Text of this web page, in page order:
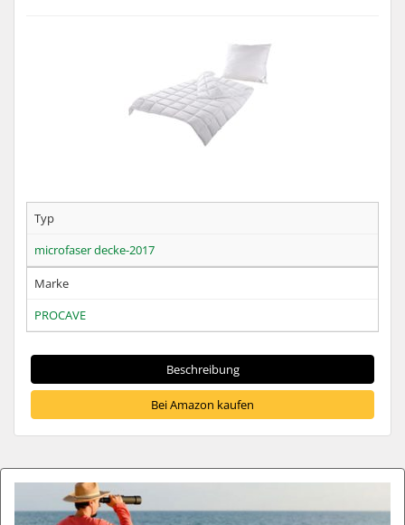
Typ
microfaser decke-2017
Marke
PROCAVE
Beschreibung
Bei Amazon kaufen